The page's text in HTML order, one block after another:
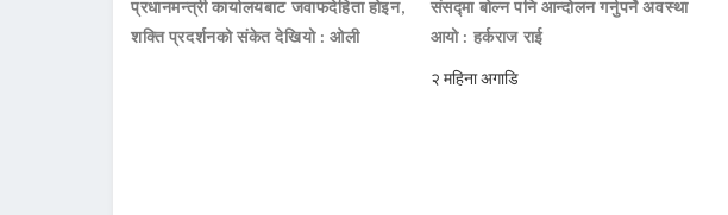
प्रधानमन्त्री कार्यालयबाट जवाफदेहिता होइन,
शक्ति प्रदर्शनको संकेत देखियो : ओली
संसद्मा बोल्न पनि आन्दोलन गर्नुपर्ने अवस्था
आयो : हर्कराज राई
२ महिना अगाडि